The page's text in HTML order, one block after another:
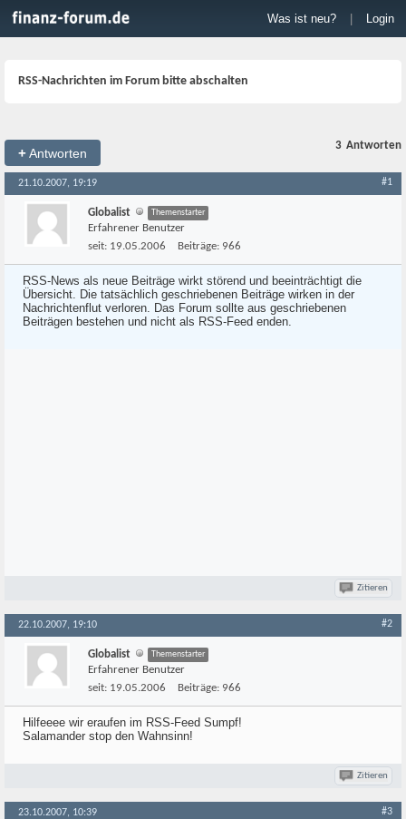
Was ist neu? Login
RSS-Nachrichten im Forum bitte abschalten
+Antworten
3 Antworten
21.10.2007, 19:19 #1
Globalist Themenstarter
Erfahrener Benutzer
seit: 19.05.2006 Beiträge: 966
RSS-News als neue Beiträge wirkt störend und beeinträchtigt die
Übersicht. Die tatsächlich geschriebenen Beiträge wirken in der
Nachrichtenflut verloren. Das Forum sollte aus geschriebenen
Beiträgen bestehen und nicht als RSS-Feed enden.
Zitieren
22.10.2007, 19:10 #2
Globalist Themenstarter
Erfahrener Benutzer
seit: 19.05.2006 Beiträge: 966
Hilfeeee wir eraufen im RSS-Feed Sumpf!
Salamander stop den Wahnsinn!
Zitieren
23.10.2007, 10:39 #3